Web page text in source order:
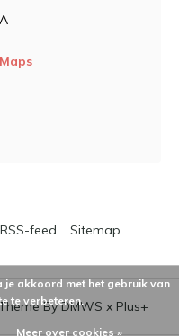
ByDMWS x Plus+
RSS-feed Sitemap
je akkoord met het gebruik van
te verbeteren.
Meer over cookies »